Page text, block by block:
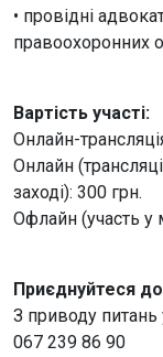
• провідні
правоохоронних
Вартість участі:
Онлайн-
Онлайн
заході): 300 грн.
Офлайн (участь у
Приєднуйтеся
З приводу питань
067 239 86 90